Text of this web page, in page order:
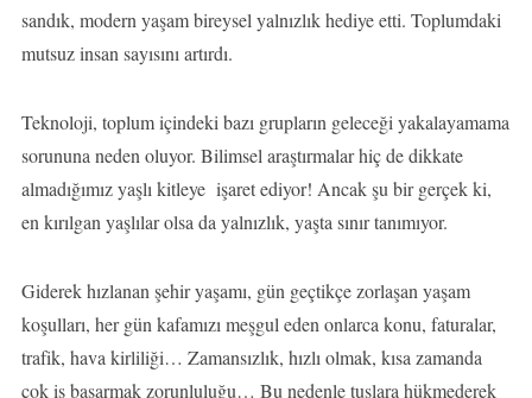
sandık, modern yaşam bireysel yalnızlık hediye etti. Toplumdaki
mutsuz insan sayısını artırdı.
Teknoloji, toplum içindeki bazı grupların geleceği yakalayamama
sorununa neden oluyor. Bilimsel araştırmalar hiç de dikkate
almadığımız yaşlı kitleye işaret ediyor! Ancak şu bir gerçek ki,
en kırılgan yaşlılar olsa da yalnızlık, yaşta sınır tanımıyor.
Giderek hızlanan şehir yaşamı, gün geçtikçe zorlaşan yaşam
koşulları, her gün kafamızı meşgul eden onlarca konu, faturalar,
trafik, hava kirliliği… Zamansızlık, hızlı olmak, kısa zamanda
çok iş başarmak zorunluluğu… Bu nedenle tuşlara hükmederek